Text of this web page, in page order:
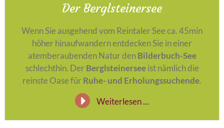
Der Berglsteinersee
Wenn Sie ausgehend vom Reintaler See ca. 45min
höher hinaufwandern entdecken Sie in einer
atemberaubenden Natur denBilderbuch-See
schlechthin. DerBerglsteinerseeist nämlich die
reinste Oase fürRuhe- und Erholungssuchende.
Weiterlesen ...